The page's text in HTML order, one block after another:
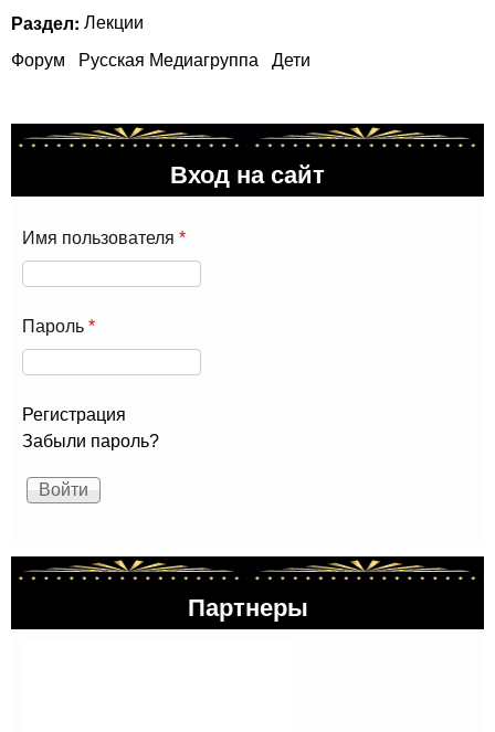
Раздел: Лекции
Форум
Русская Медиагруппа Дети
Вход на сайт
Имя пользователя *
Пароль *
Регистрация
Забыли пароль?
Партнеры